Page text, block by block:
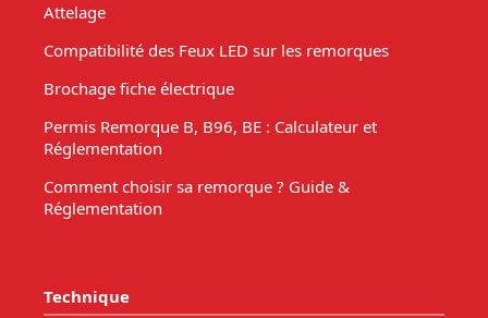
Attelage
Compatibilité des Feux LED sur les remorques
Brochage fiche électrique
Permis Remorque B, B96, BE : Calculateur et
Réglementation
Comment choisir sa remorque ? Guide &
Réglementation
Technique